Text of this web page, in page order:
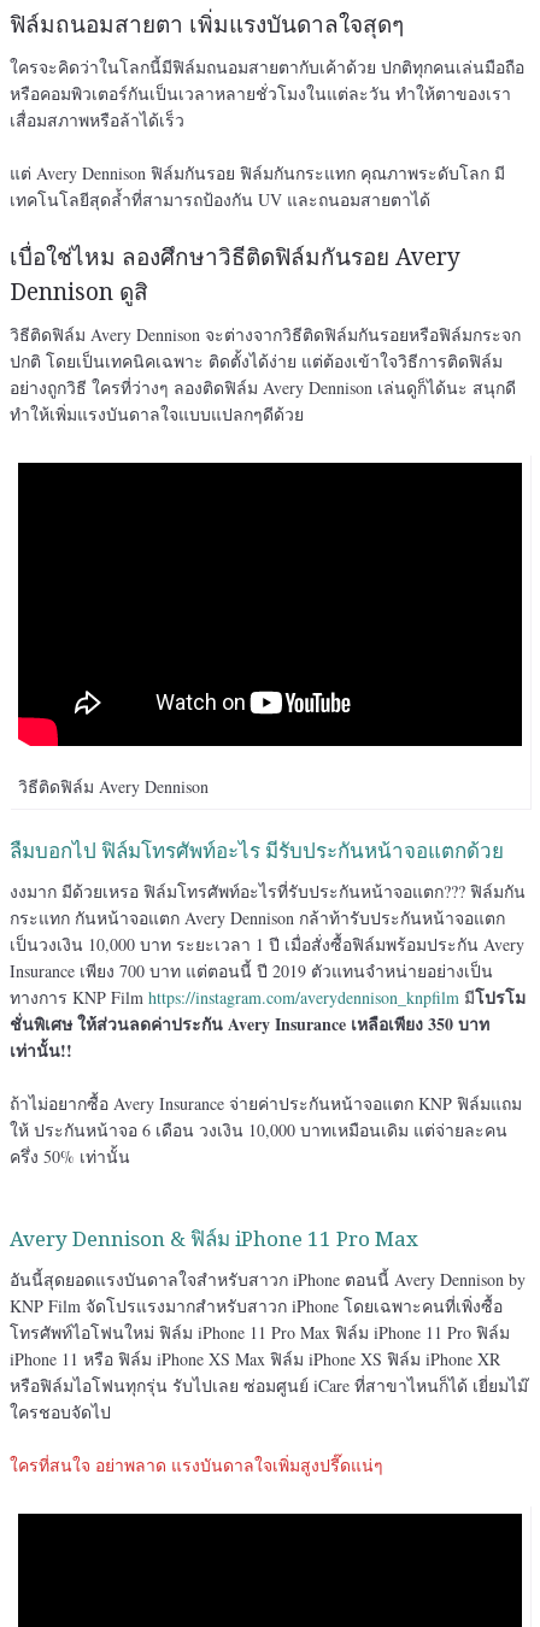
ฟิล์มถนอมสายตา เพิ่มแรงบันดาลใจสุดๆ
ใครจะคิดว่าในโลกนี้มีฟิล์มถนอมสายตากับเค้าด้วย ปกติทุกคนเล่นมือถือ
หรือคอมพิวเตอร์กันเป็นเวลาหลายชั่วโมงในแต่ละวัน ทำให้ตาของเรา
เสื่อมสภาพหรือล้าได้เร็ว
แต่ Avery Dennison ฟิล์มกันรอย ฟิล์มกันกระแทก คุณภาพระดับโลก มี
เทคโนโลยีสุดล้ำที่สามารถป้องกัน UV และถนอมสายตาได้
เบื่อใช่ไหม ลองศึกษาวิธีติดฟิล์มกันรอย Avery
Dennison ดูสิ
วิธีติดฟิล์ม Avery Dennison จะต่างจากวิธีติดฟิล์มกันรอยหรือฟิล์มกระจก
ปกติ โดยเป็นเทคนิคเฉพาะ ติดตั้งได้ง่าย แต่ต้องเข้าใจวิธีการติดฟิล์ม
อย่างถูกวิธี ใครที่ว่างๆ ลองติดฟิล์ม Avery Dennison เล่นดูก็ได้นะ สนุกดี
ทำให้เพิ่มแรงบันดาลใจแบบแปลกๆดีด้วย
วิธีติดฟิล์ม Avery Dennison
ลืมบอกไป ฟิล์มโทรศัพท์อะไร มีรับประกันหน้าจอแตกด้วย
งงมาก มีด้วยเหรอ ฟิล์มโทรศัพท์อะไรที่รับประกันหน้าจอแตก??? ฟิล์มกัน
กระแทก กันหน้าจอแตก Avery Dennison กล้าท้ารับประกันหน้าจอแตก
เป็นวงเงิน 10,000 บาท ระยะเวลา 1 ปี เมื่อสั่งซื้อฟิล์มพร้อมประกัน Avery
Insurance เพียง 700 บาท แต่ตอนนี้ ปี 2019 ตัวแทนจำหน่ายอย่างเป็น
ทางการ KNP Film https://instagram.com/averydennison_knpfilm มีโปรโม
ชั่นพิเศษ ให้ส่วนลดค่าประกัน Avery Insurance เหลือเพียง 350 บาท
เท่านั้น!!
ถ้าไม่อยากซื้อ Avery Insurance จ่ายค่าประกันหน้าจอแตก KNP ฟิล์มแถม
ให้ ประกันหน้าจอ 6 เดือน วงเงิน 10,000 บาทเหมือนเดิม แต่จ่ายละคน
ครึ่ง 50% เท่านั้น
Avery Dennison & ฟิล์ม iPhone 11 Pro Max
อันนี้สุดยอดแรงบันดาลใจสำหรับสาวก iPhone ตอนนี้ Avery Dennison by
KNP Film จัดโปรแรงมากสำหรับสาวก iPhone โดยเฉพาะคนที่เพิ่งซื้อ
โทรศัพท์ไอโฟนใหม่ ฟิล์ม iPhone 11 Pro Max ฟิล์ม iPhone 11 Pro ฟิล์ม
iPhone 11 หรือ ฟิล์ม iPhone XS Max ฟิล์ม iPhone XS ฟิล์ม iPhone XR
หรือฟิล์มไอโฟนทุกรุ่น รับไปเลย ซ่อมศูนย์ iCare ที่สาขาไหนก็ได้ เยี่ยมไม๊
ใครชอบจัดไป
ใครที่สนใจ อย่าพลาด แรงบันดาลใจเพิ่มสูงปรี๊ดแน่ๆ